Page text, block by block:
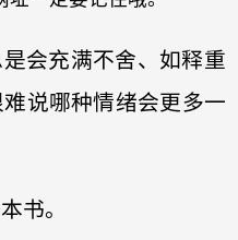
会充满不舍、如释重
说哪种情绪会更多一
书。